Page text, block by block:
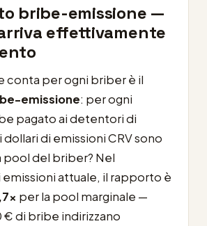
bribe-emissione —
effettivamente
conta per ogni briber è il
emissione: per ogni
pagato ai detentori di
dollari di emissioni CRV sono
pool del briber? Nel
attuale, il rapporto è
per la pool marginale —
€ di bribe indirizzano